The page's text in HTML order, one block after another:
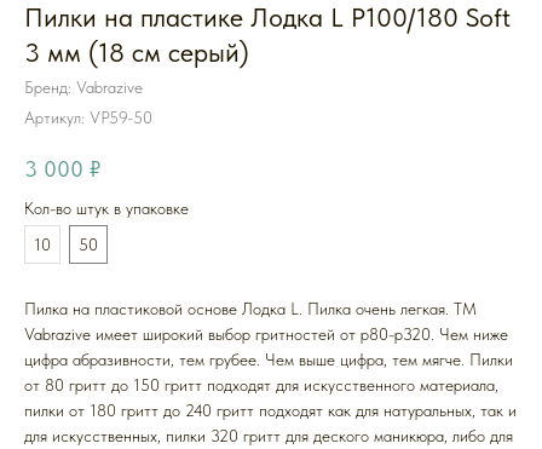
Пилки на пластике Лодка L P100/180 Soft
3 мм (18 см серый)
Бренд: Vabrazive
Артикул: VP59-50
3 000 ₽
Кол-во штук в упаковке
10
50
Пилка на пластиковой основе Лодка L. Пилка очень легкая. ТМ
Vabrazive имеет широкий выбор гритностей от p80-p320. Чем ниже
цифра абразивности, тем грубее. Чем выше цифра, тем мягче. Пилки
от 80 гритт до 150 гритт подходят для искусственного материала,
пилки от 180 гритт до 240 гритт подходят как для натуральных, так и
для искусственных, пилки 320 гритт для деского маникюра, либо для